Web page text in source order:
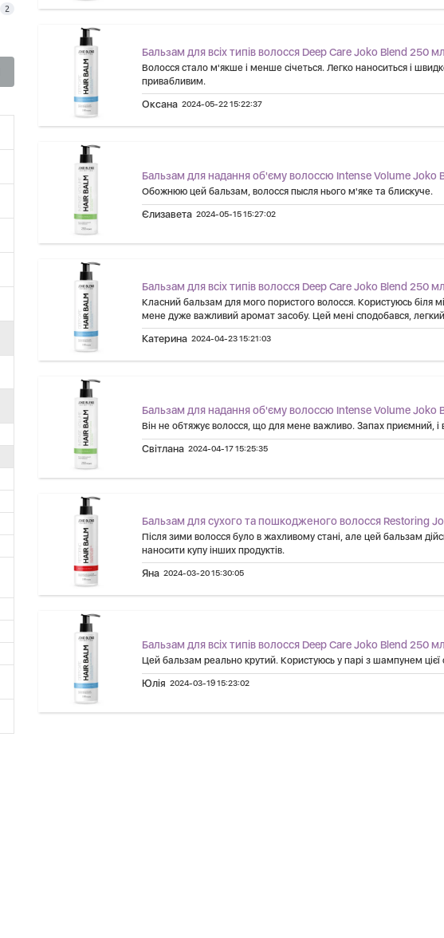
2
Бальзам для всіх типів волосся Deep Care Joko Blend 250 мл
Волосся стало м'якше і менше січеться. Легко наноситься і
привабливим.
Оксана 2024-05-22 15:22:37
Бальзам для надання об'єму волоссю Intense Volume Joko
Обожнюю цей бальзам, волосся пысля нього м'яке та блискуче.
Єлизавета 2024-05-15 15:27:02
Бальзам для всіх типів волосся Deep Care Joko Blend 250 мл
Класний бальзам для мого пористого волосся. Користуюсь біля
мене дуже важливий аромат засобу. Цей мені сподобався,
Катерина 2024-04-23 15:21:03
Бальзам для надання об'єму волоссю Intense Volume Joko
Він не обтяжує волосся, що для мене важливо. Запах приємний, і
Світлана 2024-04-17 15:25:35
Бальзам для сухого та пошкодженого волосся Restoring
Після зими волосся було в жахливому стані, але цей бальзам
наносити купу інших продуктів.
Яна 2024-03-20 15:30:05
Бальзам для всіх типів волосся Deep Care Joko Blend 250 мл
Цей бальзам реально крутий. Користуюсь у парі з шампунем цієї
Юлія 2024-03-19 15:23:02